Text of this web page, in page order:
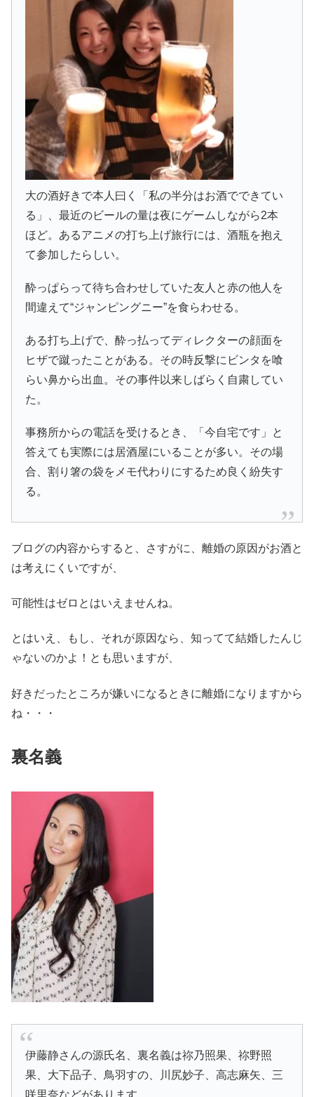
大の酒好きで本人曰く「私の半分はお酒でできてい
る」、最近のビールの量は夜にゲームしながら2本
ほど。あるアニメの打ち上げ旅行には、酒瓶を抱え
て参加したらしい。
酔っぱらって待ち合わせしていた友人と赤の他人を
間違えて“ジャンピングニー”を食らわせる。
ある打ち上げで、酔っ払ってディレクターの顔面を
ヒザで蹴ったことがある。その時反撃にビンタを喰
らい鼻から出血。その事件以来しばらく自粛してい
た。
事務所からの電話を受けるとき、「今自宅です」と
答えても実際には居酒屋にいることが多い。その場
合、割り箸の袋をメモ代わりにするため良く紛失す
る。
ブログの内容からすると、さすがに、離婚の原因がお酒と
は考えにくいですが、
可能性はゼロとはいえませんね。
とはいえ、もし、それが原因なら、知ってて結婚したんじ
ゃないのかよ！とも思いますが、
好きだったところが嫌いになるときに離婚になりますから
ね・・・
裏名義
伊藤静さんの源氏名、裏名義は祢乃照果、祢野照
果、大下品子、鳥羽すの、川尻妙子、高志麻矢、三
咲里奈などがあります。